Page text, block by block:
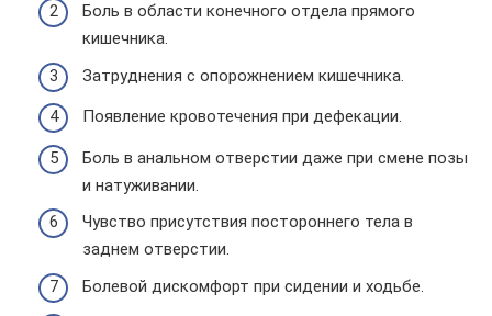
Боль в области конечного отдела прямого
кишечника.
Затруднения с опорожнением кишечника.
Появление кровотечения при дефекации.
Боль в анальном отверстии даже при смене позы
и натуживании.
Чувство присутствия постороннего тела в
заднем отверстии.
Болевой дискомфорт при сидении и ходьбе.